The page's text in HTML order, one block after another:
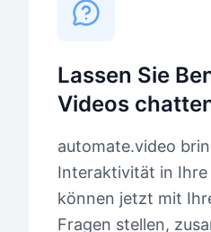
Lassen Sie
Videos
automate.video
Interaktivität in Ihre
können jetzt mit
Fragen stellen,